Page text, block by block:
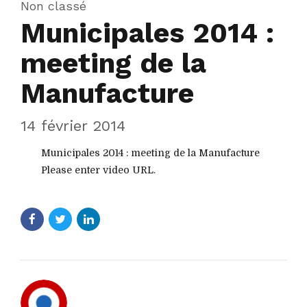
Non classé
Municipales 2014 :
meeting de la
Manufacture
14 février 2014
Municipales 2014 : meeting de la Manufacture
Please enter video URL.